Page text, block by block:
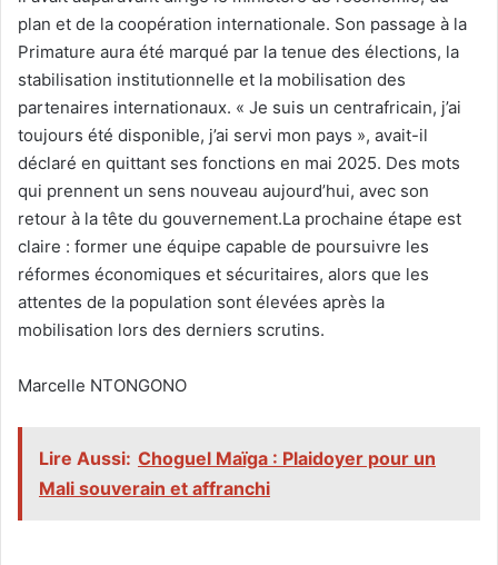
plan et de la coopération internationale. Son passage à la
Primature aura été marqué par la tenue des élections, la
stabilisation institutionnelle et la mobilisation des
partenaires internationaux. « Je suis un centrafricain, j’ai
toujours été disponible, j’ai servi mon pays », avait-il
déclaré en quittant ses fonctions en mai 2025. Des mots
qui prennent un sens nouveau aujourd’hui, avec son
retour à la tête du gouvernement.‎‎‎La prochaine étape est
claire : former une équipe capable de poursuivre les
réformes économiques et sécuritaires, alors que les
attentes de la population sont élevées après la
mobilisation lors des derniers scrutins.‎‎‎
Marcelle NTONGONO
Lire Aussi: Choguel Maïga : Plaidoyer pour un
Mali souverain et affranchi